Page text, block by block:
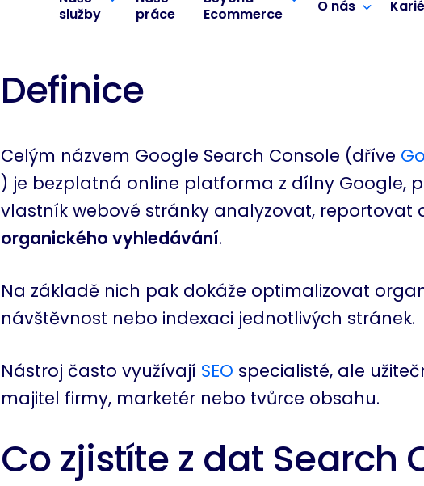
služby
práce
Ecommerce
O nás
Definice
Celým názvem Google Search Console (dříve
) je bezplatná online platforma z dílny Google,
vlastník webové stránky analyzovat, reportovat
organického vyhledávání.
Na základě nich pak dokáže optimalizovat
návštěvnost nebo indexaci jednotlivých stránek.
Nástroj často využívají SEO specialisté, ale
majitel firmy, marketér nebo tvůrce obsahu.
Co zjistíte z dat Search